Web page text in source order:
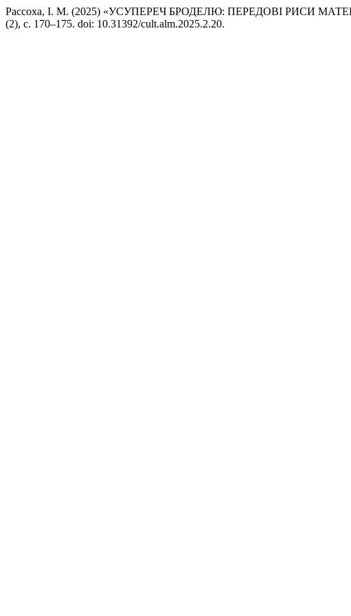
Рассоха, І. М. (2025) «УСУПЕРЕЧ БРОДЕЛЮ: ПЕРЕДОВІ РИСИ
(2), с. 170–175. doi: 10.31392/cult.alm.2025.2.20.